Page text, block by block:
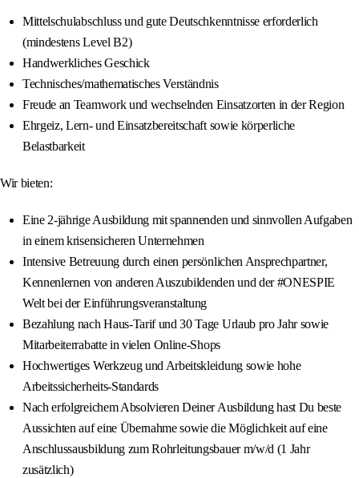
Mittelschulabschluss und gute Deutschkenntnisse erforderlich
(mindestens Level B2)
Handwerkliches Geschick
Technisches/mathematisches Verständnis
Freude an Teamwork und wechselnden Einsatzorten in der Region
Ehrgeiz, Lern- und Einsatzbereitschaft sowie körperliche
Belastbarkeit
Wir bieten:
Eine 2-jährige Ausbildung mit spannenden und sinnvollen Aufgaben
in einem krisensicheren Unternehmen
Intensive Betreuung durch einen persönlichen Ansprechpartner,
Kennenlernen von anderen Auszubildenden und der #ONESPIE
Welt bei der Einführungsveranstaltung
Bezahlung nach Haus-Tarif und 30 Tage Urlaub pro Jahr sowie
Mitarbeiterrabatte in vielen Online-Shops
Hochwertiges Werkzeug und Arbeitskleidung sowie hohe
Arbeitssicherheits-Standards
Nach erfolgreichem Absolvieren Deiner Ausbildung hast Du beste
Aussichten auf eine Übernahme sowie die Möglichkeit auf eine
Anschlussausbildung zum Rohrleitungsbauer m/w/d (1 Jahr
zusätzlich)